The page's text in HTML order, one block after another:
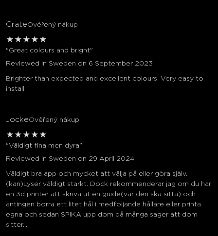
CrateOvěřený nákup
★ ★ ★ ★ ★
"Great colours and bright"
Reviewed in Sweden on 6 September 2023
Brighter than expected and excellent colours. Very easy to
install
JockeOvěřený nákup
★ ★ ★ ★ ★
"Väldigt fina men dyra"
Reviewed in Sweden on 29 April 2024
Väldigt bra app och mycket att välja på eller göra själv.
(kan)Lyser väldigt starkt. Dock rekommenderar jag om du har
en 3d printer att skriva ut en guide(var den ska sitta) och
antingen borra ett litet hål i medföljande hållare eller printa
egna och sedan SPIKA upp dom då många säger att dom
sitter...